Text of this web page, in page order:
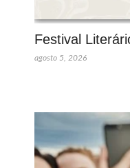
Festival
agosto 5, 2026